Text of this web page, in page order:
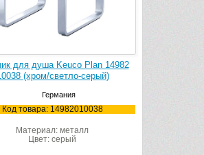
для душа Keuco Plan 14982
(хром/светло-серый)
Германия
Код товара: 14982010038
Материал: металл
Цвет: серый